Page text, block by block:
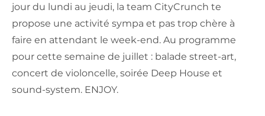
jour du lundi au jeudi, la team CityCrunch te
propose une activité sympa et pas trop chère à
faire en attendant le week-end. Au programme
pour cette semaine de juillet : balade street-art,
concert de violoncelle, soirée Deep House et
sound-system. ENJOY.